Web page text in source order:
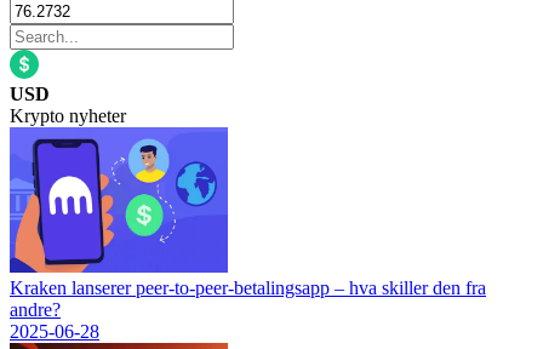
USD
Krypto nyheter
Kraken lanserer peer-to-peer-betalingsapp – hva skiller den fra
andre?
2025-06-28